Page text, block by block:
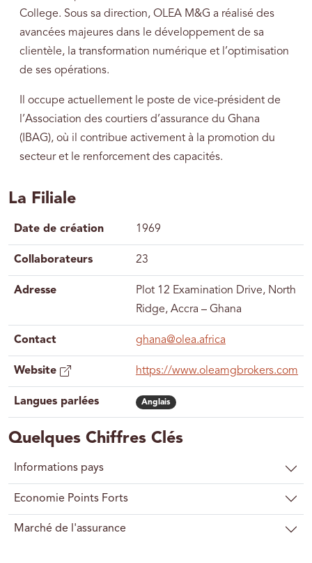
College. Sous sa direction, OLEA M&G a réalisé des
avancées majeures dans le développement de sa
clientèle, la transformation numérique et l’optimisation
de ses opérations.
Il occupe actuellement le poste de vice-président de
l’Association des courtiers d’assurance du Ghana
(IBAG), où il contribue activement à la promotion du
secteur et le renforcement des capacités.
La Filiale
Date de création 1969
Collaborateurs 23
Adresse
Plot 12 Examination Drive, North
Ridge, Accra – Ghana
Contact ghana@olea.africa
Website https://www.oleamgbrokers.com
Langues parlées Anglais
Quelques Chiffres Clés
Informations pays
Economie Points Forts
Marché de l'assurance